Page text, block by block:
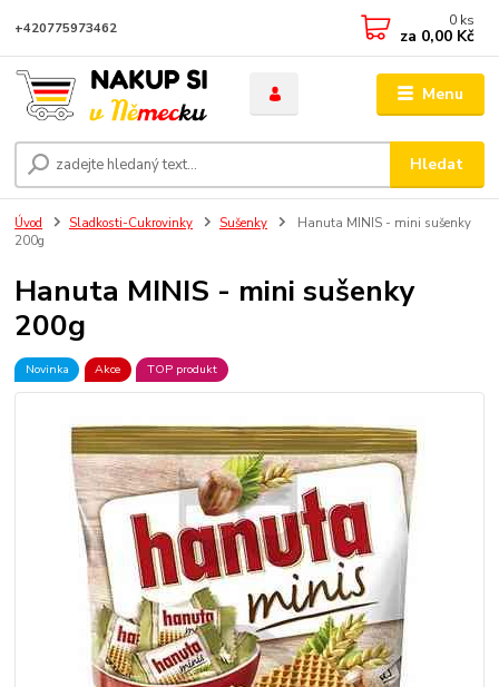
Menu
Hledat
+420775973462 0 ks
za 0,00 Kč
Úvod Sladkosti-Cukrovinky Sušenky
Hanuta MINIS - mini sušenky
200g
Hanuta MINIS - mini sušenky
200g
Novinka Akce TOP produkt